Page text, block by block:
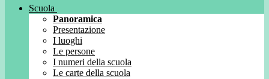
Scuola
Panoramica
Presentazione
I luoghi
Le persone
I numeri della scuola
Le carte della scuola